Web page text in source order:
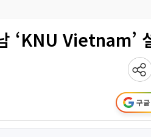
‘KNU Vietnam’
구